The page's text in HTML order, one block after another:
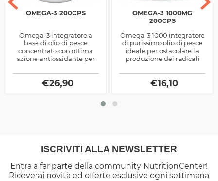
OMEGA-3 200CPS
Omega-3 integratore a
base di olio di pesce
concentrato con ottima
azione antiossidante per
e promuovere il
benessere by NOW...
€26,90
OMEGA-3 1000MG
200CPS
Omega-3 1000 integratore
di purissimo olio di pesce
ideale per ostacolare la
produzione dei radicali
€16,10
ISCRIVITI ALLA NEWSLETTER
Entra a far parte della community NutritionCenter!
Riceverai novità ed offerte esclusive ogni settimana